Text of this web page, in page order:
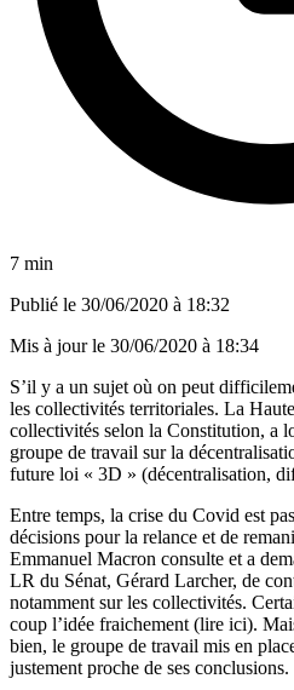
7 min
Publié le 30/06/2020 à 18:32
Mis à jour le 30/06/2020 à 18:34
S’il y a un sujet où on peut
les collectivités territoriales. La
collectivités selon la Constitution, a
groupe de travail sur la
future loi « 3D » (décentralisation,
Entre temps, la crise du Covid est
décisions pour la relance et de
Emmanuel Macron consulte et a
LR du Sénat, Gérard Larcher, de
notamment sur les collectivités.
coup l’idée fraichement (lire ici).
bien, le groupe de travail mis en
justement proche de ses conclusions.